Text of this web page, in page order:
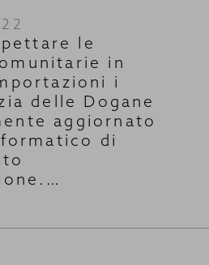
le
in
i
delle Dogane
aggiornato
di